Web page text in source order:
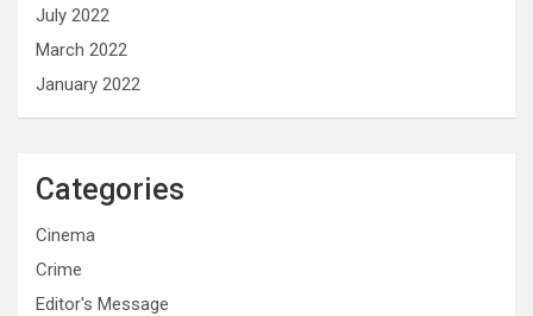
July 2022
March 2022
January 2022
Categories
Cinema
Crime
Editor's Message